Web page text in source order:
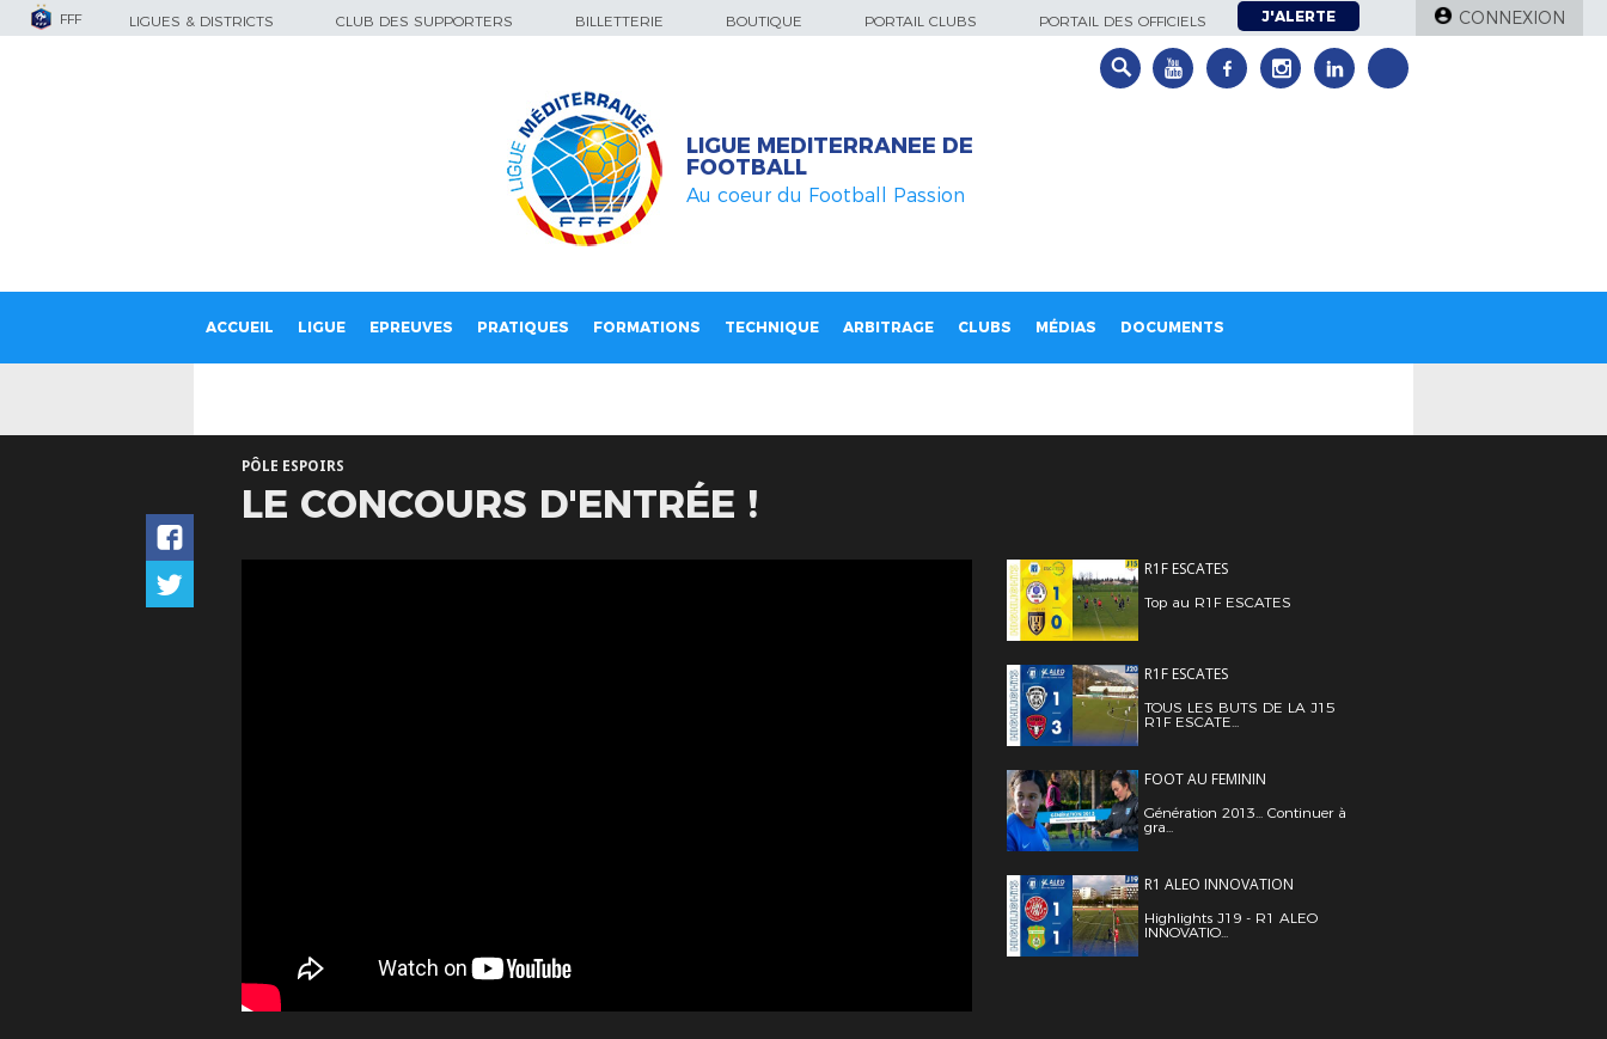
FFF LIGUES & DISTRICTS CLUB DES SUPPORTERS BILLETTERIE BOUTIQUE PORTAIL CLUBS PORTAIL DES OFFICIELS J'ALERTE CONNEXION
LIGUE MEDITERRANEE DE
FOOTBALL
Au coeur du Football Passion
ACCUEIL LIGUE EPREUVES PRATIQUES FORMATIONS TECHNIQUE ARBITRAGE CLUBS MÉDIAS DOCUMENTS
PÔLE ESPOIRS
LE CONCOURS D'ENTRÉE !
R1F ESCATES
Top au R1F ESCATES
R1F ESCATES
TOUS LES BUTS DE LA J15
R1F ESCATE...
FOOT AU FEMININ
Génération 2013... Continuer à
gra...
R1 ALEO INNOVATION
Highlights J19 - R1 ALEO
INNOVATIO...